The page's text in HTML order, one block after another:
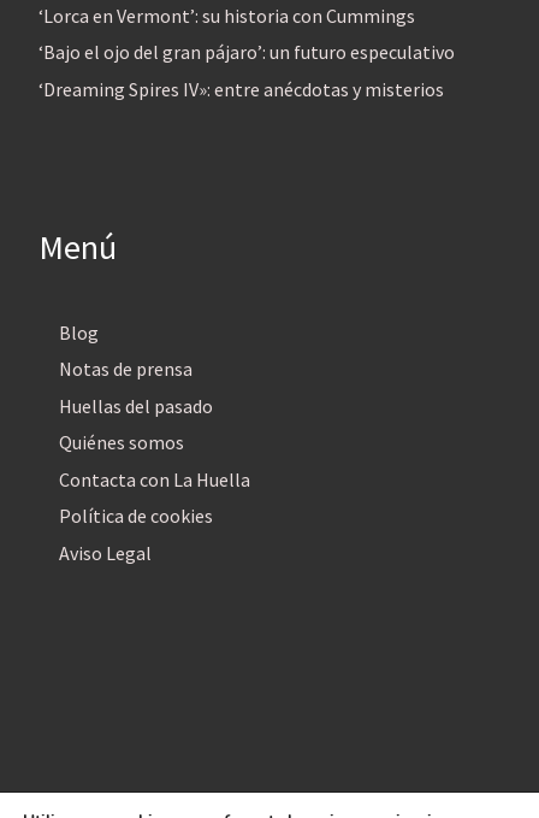
‘Lorca en Vermont’: su historia con Cummings
‘Bajo el ojo del gran pájaro’: un futuro especulativo
‘Dreaming Spires IV»: entre anécdotas y misterios
Menú
Blog
Notas de prensa
Huellas del pasado
Quiénes somos
Contacta con La Huella
Política de cookies
Aviso Legal